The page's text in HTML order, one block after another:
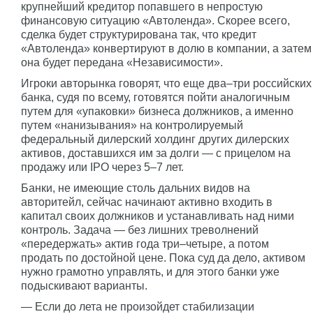
крупнейший кредитор попавшего в непростую
финансовую ситуацию «Автоленда». Скорее всего,
сделка будет структурирована так, что кредит
«Автоленда» конвертируют в долю в компании, а затем
она будет передана «Независимости».
Игроки авторынка говорят, что еще два–три российских
банка, судя по всему, готовятся пойти аналогичным
путем для «упаковки» бизнеса должников, а именно
путем «нанизывания» на контролируемый
федеральный дилерский холдинг других дилерских
активов, доставшихся им за долги — с прицелом на
продажу или IPO через 5–7 лет.
Банки, не имеющие столь дальних видов на
авторитейл, сейчас начинают активно входить в
капитал своих должников и устанавливать над ними
контроль. Задача — без лишних треволнений
«передержать» актив года три–четыре, а потом
продать по достойной цене. Пока суд да дело, активом
нужно грамотно управлять, и для этого банки уже
подыскивают варианты.
— Если до лета не произойдет стабилизации